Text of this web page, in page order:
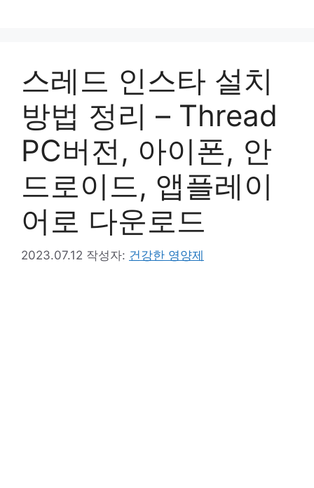
스레드 인스타 설치
방법 정리 – Thread
PC버전, 아이폰, 안
드로이드, 앱플레이
어로 다운로드
2023.07.12 작성자: 건강한 영양제